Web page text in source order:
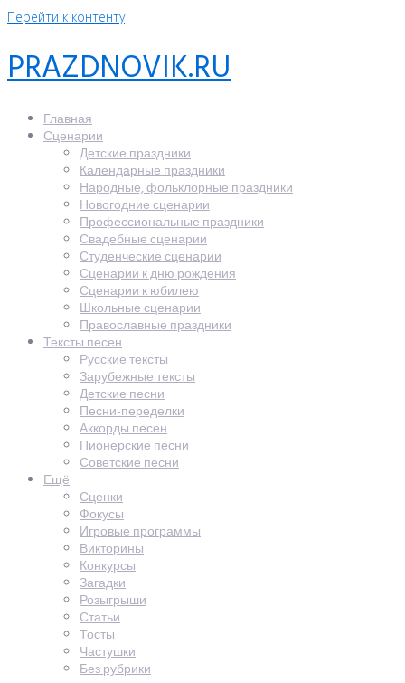
Перейти к контенту
PRAZDNOVIK.RU
Главная
Сценарии
Детские праздники
Календарные праздники
Народные, фольклорные праздники
Новогодние сценарии
Профессиональные праздники
Свадебные сценарии
Студенческие сценарии
Сценарии к дню рождения
Сценарии к юбилею
Школьные сценарии
Православные праздники
Тексты песен
Русские тексты
Зарубежные тексты
Детские песни
Песни-переделки
Аккорды песен
Пионерские песни
Советские песни
Ещё
Сценки
Фокусы
Игровые программы
Викторины
Конкурсы
Загадки
Розыгрыши
Статьи
Тосты
Частушки
Без рубрики